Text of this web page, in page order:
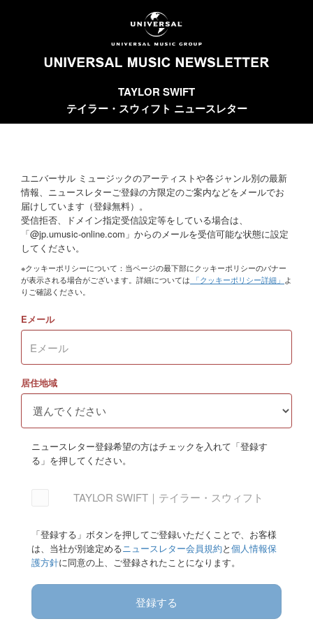
TAYLOR SWIFT
テイラー・スウィフト ニュースレター
ユニバーサル ミュージックのアーティストや各ジャンル別の最新
情報、ニュースレターご登録の方限定のご案内などをメールでお
届けしています（登録無料）。
受信拒否、ドメイン指定受信設定等をしている場合は、
「@jp.umusic-online.com」からのメールを受信可能な状態に設定
してください。
※クッキーポリシーについて：当ページの最下部にクッキーポリシーのバナー
が表示される場合がございます。詳細については 「クッキーポリシー詳細」 よ
りご確認ください。
Eメール
居住地域
ニュースレター登録希望の方はチェックを入れて「登録す
る」を押してください。
TAYLOR SWIFT｜テイラー・スウィフト
「登録する」ボタンを押してご登録いただくことで、お客様
は、当社が別途定めるニュースレター会員規約と個人情報保
護方針に同意の上、ご登録されたことになります。
登録する